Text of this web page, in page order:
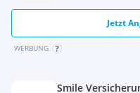
Jetzt
WERBUNG
Smile